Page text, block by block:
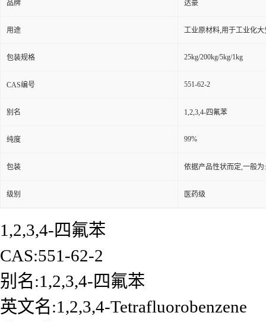
品牌 达豪
用途 工业原材料,用于工业化大
包装规格 25kg/200kg/5kg/1kg
CAS编号 551-62-2
别名 1,2,3,4-四氟苯
纯度 99%
包装 依据产品性状而定,一般
级别 医药级
1,2,3,4-四氟苯
CAS:551-62-2
别名:1,2,3,4-四氟苯
英文名:1,2,3,4-Tetrafluorobenzene